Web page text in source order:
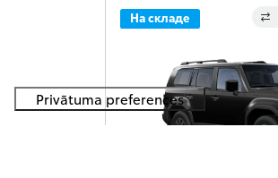
На складе